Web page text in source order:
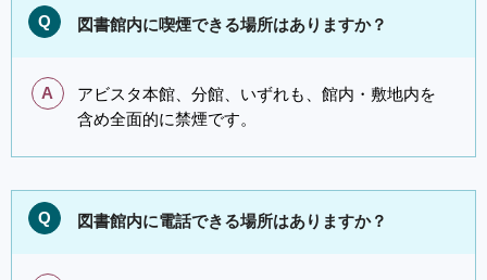
Q 図書館内に喫煙できる場所はありますか？
A
アビスタ本館、分館、いずれも、館内・敷地内を
含め全面的に禁煙です。
Q 図書館内に電話できる場所はありますか？